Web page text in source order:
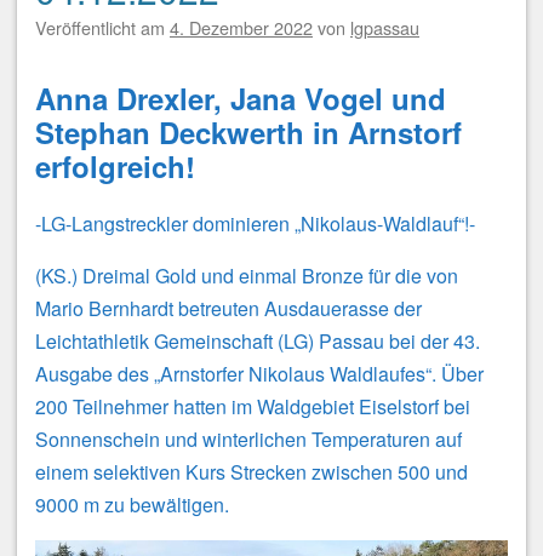
Veröffentlicht am 4. Dezember 2022von lgpassau
Anna Drexler, Jana Vogel und
Stephan Deckwerth in Arnstorf
erfolgreich!
-LG-Langstreckler dominieren „Nikolaus-Waldlauf“!-
(KS.) Dreimal Gold und einmal Bronze für die von
Mario Bernhardt betreuten Ausdauerasse der
Leichtathletik Gemeinschaft (LG) Passau bei der 43.
Ausgabe des „Arnstorfer Nikolaus Waldlaufes“. Über
200 Teilnehmer hatten im Waldgebiet Eiselstorf bei
Sonnenschein und winterlichen Temperaturen auf
einem selektiven Kurs Strecken zwischen 500 und
9000 m zu bewältigen.